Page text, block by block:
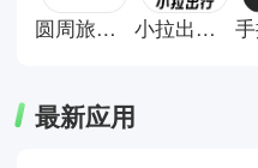
圆周旅迹app安卓版 小拉出行司机版
最新应用